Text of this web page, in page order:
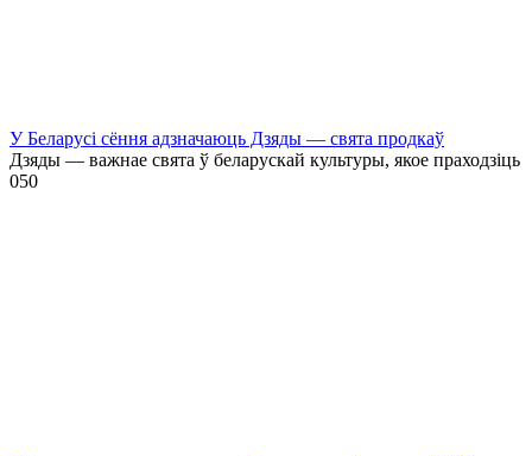
У Беларусі сёння адзначаюць Дзяды — свята продкаў
Дзяды — важнае свята ў беларускай культуры, якое праходзіць
050